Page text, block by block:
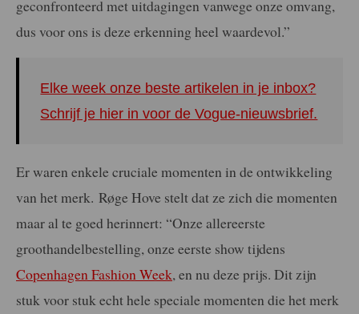
geconfronteerd met uitdagingen vanwege onze omvang,
dus voor ons is deze erkenning heel waardevol.”
Elke week onze beste artikelen in je inbox?
Schrijf je hier in voor de Vogue-nieuwsbrief.
Er waren enkele cruciale momenten in de ontwikkeling
van het merk. Røge Hove stelt dat ze zich die momenten
maar al te goed herinnert: “Onze allereerste
groothandelbestelling, onze eerste show tijdens
Copenhagen Fashion Week, en nu deze prijs. Dit zijn
stuk voor stuk echt hele speciale momenten die het merk